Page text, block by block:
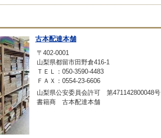
古本配達本舗
〒402-0001
山梨県都留市田野倉416-1
ＴＥＬ：050-3590-4483
ＦＡＸ：0554-23-6606
山梨県公安委員会許可 第471142800048号
書籍商 古本配達本舗